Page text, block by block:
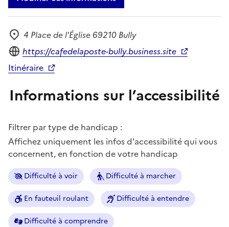
Adresse
4 Place de l'Église 69210 Bully
Site internet
https://cafedelaposte-bully.business.site
Itinéraire
Informations sur l’accessibilité
Filtrer par type de handicap :
Affichez uniquement les infos d'accessibilité qui vous
concernent, en fonction de votre handicap
Difficulté à voir Difficulté à marcher
En fauteuil roulant Difficulté à entendre
Difficulté à comprendre